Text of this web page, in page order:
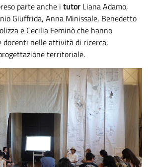
parte anche i tutor Liana Adamo,
Giuffrida, Anna Minissale, Benedetto
e Cecilia Feminò che hanno
nelle attività di ricerca,
territoriale.